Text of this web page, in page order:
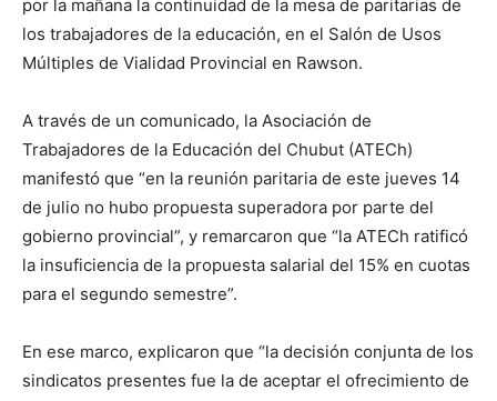
por la mañana la continuidad de la mesa de paritarias de
los trabajadores de la educación, en el Salón de Usos
Múltiples de Vialidad Provincial en Rawson.
A través de un comunicado, la Asociación de
Trabajadores de la Educación del Chubut (ATECh)
manifestó que “en la reunión paritaria de este jueves 14
de julio no hubo propuesta superadora por parte del
gobierno provincial”, y remarcaron que “la ATECh ratificó
la insuficiencia de la propuesta salarial del 15% en cuotas
para el segundo semestre”.
En ese marco, explicaron que “la decisión conjunta de los
sindicatos presentes fue la de aceptar el ofrecimiento de